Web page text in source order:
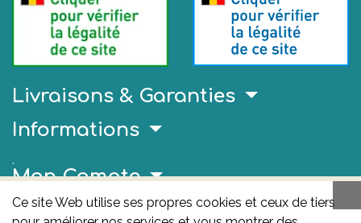
Livraisons & Garanties
Ce site Web utilise ses propres cookies et ceux de tiers
Informations
.
Mon Compte
Liens Utiles